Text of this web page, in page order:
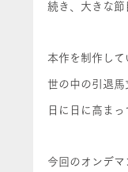
続き、大きな節
本作を制作して
世の中の引退馬
日に日に高ま
今回のオンデマ